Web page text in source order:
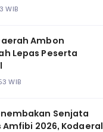
WIB
Ambon
Lepas Peserta
WIB
Senjata
Amfibi 2026, Kodaeral